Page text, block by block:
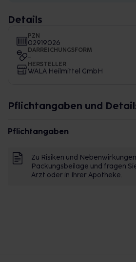
Details
PZN
02919026
DARREICHUNGSFORM
-
HERSTELLER
WALA Heilmittel GmbH
Pflichtangaben und
Pflichtangaben
Zu Risiken und
Packungsbeilage und fragen
Arzt oder in Ihrer Apotheke.